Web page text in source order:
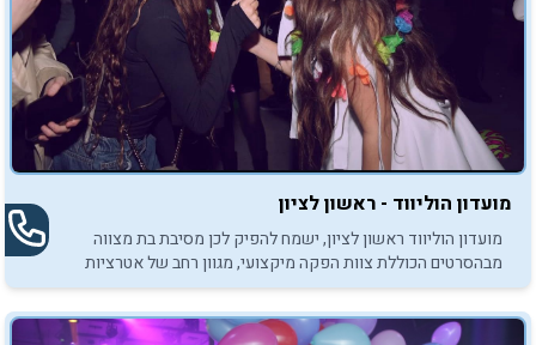
מועדון הוליווד - ראשון לציון
מועדון הוליווד ראשון לציון, ישמח להפיק לכן מסיבת בת מצווה
מבהסרטים הכוללת צוות הפקה מיקצועי, מגוון רחב של אטרציות
ומועדון יחודי. לא סוגרים לפני שרואים!